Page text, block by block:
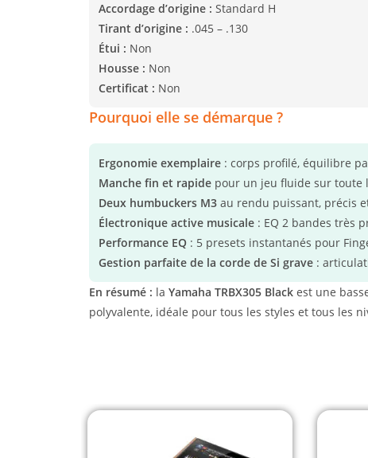
Accordage d’origine : Standard H
Tirant d’origine : .045 – .130
Étui : Non
Housse : Non
Certificat : Non
Pourquoi elle se démarque ?
Ergonomie exemplaire : corps profilé, équilibre
Manche fin et rapide pour un jeu fluide sur toute
Deux humbuckers M3 au rendu puissant, précis
Électronique active musicale : EQ 2 bandes très
Performance EQ : 5 presets instantanés pour
Gestion parfaite de la corde de Si grave :
En résumé : la Yamaha TRBX305 Black est une
polyvalente, idéale pour tous les styles et tous les